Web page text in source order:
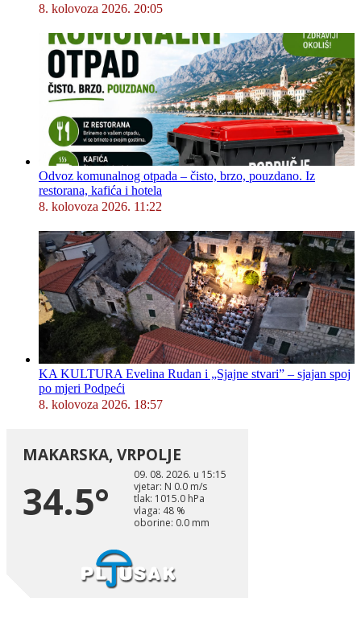
8. kolovoza 2026. 20:05
Odvoz komunalnog otpada – čisto, brzo, pouzdano. Iz
restorana, kafića i hotela
8. kolovoza 2026. 11:22
KA KULTURA Evelina Rudan i „Sjajne stvari” – sjajan spoj
po mjeri Podpeći
8. kolovoza 2026. 18:57